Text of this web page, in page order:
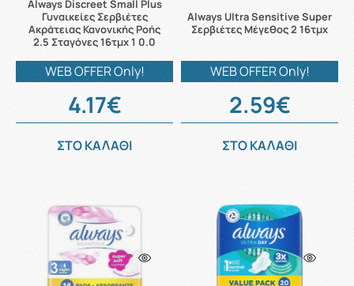
Always Discreet Small Plus
Γυναικείες Σερβιέτες
Ακράτειας Κανονικής Ροής
2.5 Σταγόνες 16τμχ 1 0.0
WEB OFFER Only!
4.17€
ΣΤΟ ΚΑΛΑΘΙ
Always Ultra Sensitive Super
Σερβιέτες Μέγεθος 2 16τμχ
WEB OFFER Only!
2.59€
ΣΤΟ ΚΑΛΑΘΙ